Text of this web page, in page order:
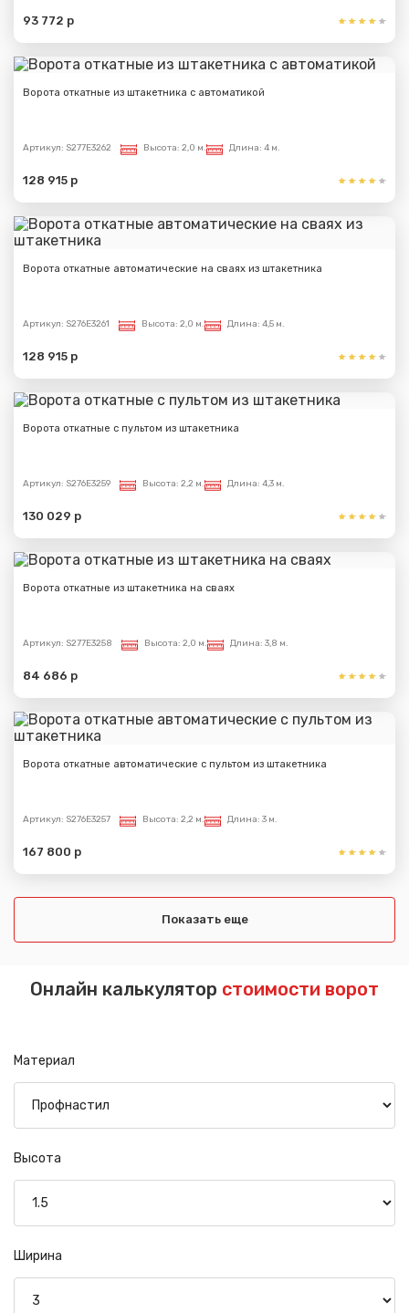
93 772 р
Ворота откатные из штакетника с автоматикой
Артикул: S277E3262 Высота: 2,0 м. Длина: 4 м.
128 915 р
Ворота откатные автоматические на сваях из штакетника
Артикул: S276E3261 Высота: 2,0 м. Длина: 4,5 м.
128 915 р
Ворота откатные с пультом из штакетника
Артикул: S276E3259 Высота: 2,2 м. Длина: 4,3 м.
130 029 р
Ворота откатные из штакетника на сваях
Артикул: S277E3258 Высота: 2,0 м. Длина: 3,8 м.
84 686 р
Ворота откатные автоматические с пультом из штакетника
Артикул: S276E3257 Высота: 2,2 м. Длина: 3 м.
167 800 р
Показать еще
Онлайн калькулятор стоимости ворот
Материал
Высота
Ширина